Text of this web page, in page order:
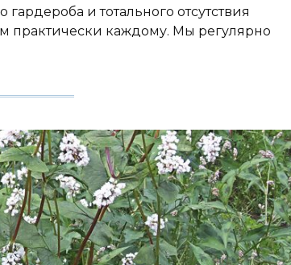
и тотального отсутствия
практически каждому. Мы регулярно